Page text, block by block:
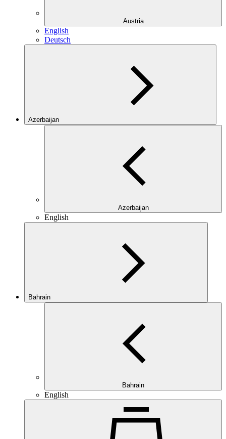
Austria
English
Deutsch
Azerbaijan
Azerbaijan
English
Bahrain
Bahrain
English